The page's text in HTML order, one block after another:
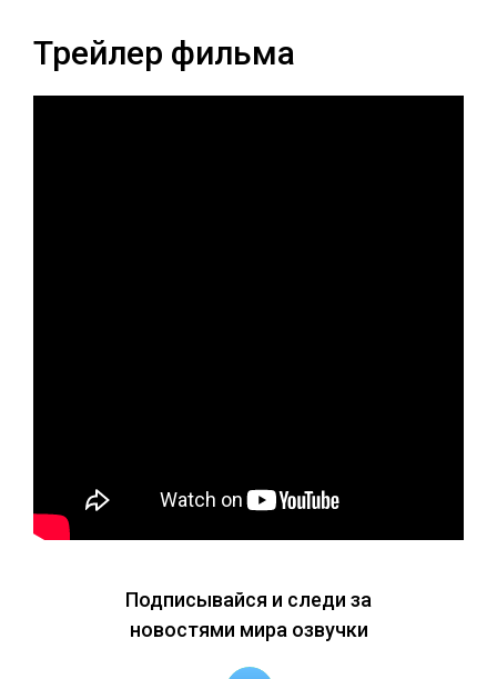
Трейлер фильма
Подписывайся и следи за
новостями мира озвучки